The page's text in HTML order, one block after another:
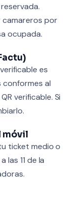
camareros por
ocupada.
es
conformes al
verificable. Si
móvil
ticket medio o
las 11 de la